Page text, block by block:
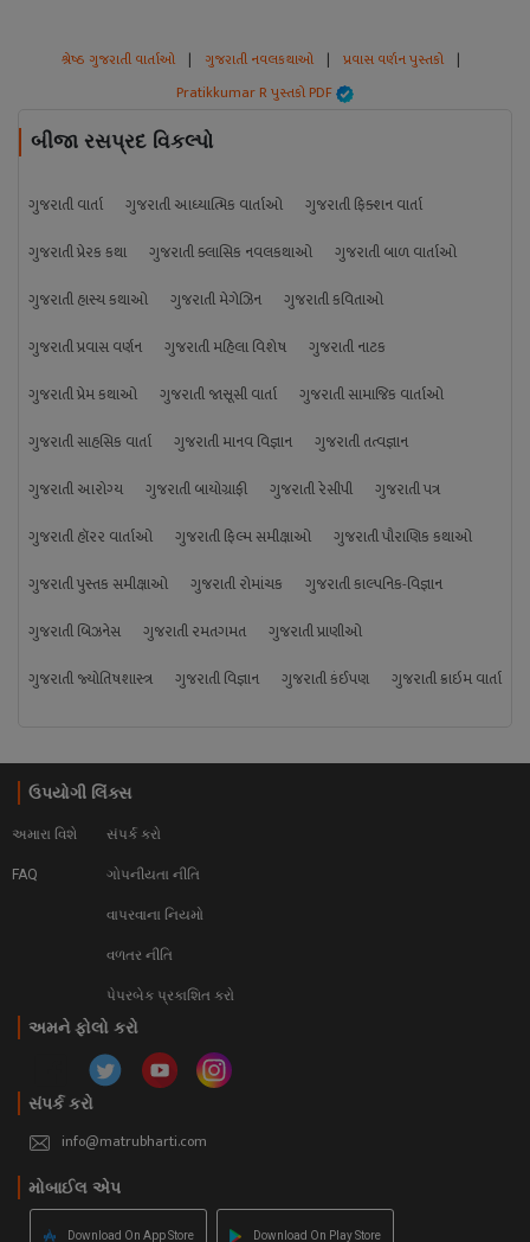
શ્રેષ્ઠ ગુજરાતી વાર્તાઓ | ગુજરાતી નવલકથાઓ | પ્રવાસ વર્ણન પુસ્તકો
|
Pratikkumar R પુસ્તકો PDF
બીજા રસપ્રદ વિકલ્પો
ગુજરાતી વાર્તા ગુજરાતી આધ્યાત્મિક વાર્તાઓ
ગુજરાતી ફિક્શન વાર્તા
ગુજરાતી પ્રેરક કથા
ગુજરાતી ક્લાસિક નવલકથાઓ
ગુજરાતી બાળ વાર્તાઓ
ગુજરાતી હાસ્ય કથાઓ
ગુજરાતી મેગેઝિન
ગુજરાતી કવિતાઓ
ગુજરાતી પ્રવાસ વર્ણન
ગુજરાતી મહિલા વિશેષ
ગુજરાતી નાટક
ગુજરાતી પ્રેમ કથાઓ
ગુજરાતી જાસૂસી વાર્તા
ગુજરાતી સામાજિક વાર્તાઓ
ગુજરાતી સાહસિક વાર્તા
ગુજરાતી માનવ વિજ્ઞાન
ગુજરાતી તત્વજ્ઞાન
ગુજરાતી આરોગ્ય
ગુજરાતી બાયોગ્રાફી ગુજરાતી રેસીપી
ગુજરાતી પત્ર
ગુજરાતી હૉરર વાર્તાઓ
ગુજરાતી ફિલ્મ સમીક્ષાઓ
ગુજરાતી પૌરાણિક કથાઓ
ગુજરાતી પુસ્તક સમીક્ષાઓ
ગુજરાતી રોમાંચક
ગુજરાતી કાલ્પનિક-વિજ્ઞાન
ગુજરાતી બિઝનેસ
ગુજરાતી રમતગમત
ગુજરાતી પ્રાણીઓ
ગુજરાતી જ્યોતિષશાસ્ત્ર
ગુજરાતી વિજ્ઞાન ગુજરાતી કંઈપણ ગુજરાતી ક્રાઇમ વાર્તા
ઉપયોગી લિંક્સ
અમારા વિશે
FAQ
સંપર્ક કરો
ગોપનીયતા નીતિ
વાપરવાના નિયમો
વળતર નીતિ
પેપરબેક પ્રકાશિત કરો
અમને ફોલો કરો
સંપર્ક કરો
info@matrubharti.com
મોબાઈલ એપ
Download On App Store Download On Play Store